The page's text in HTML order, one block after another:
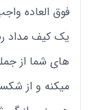
فوق العاده
یک کیف مداد
های شما از
میکنه و از